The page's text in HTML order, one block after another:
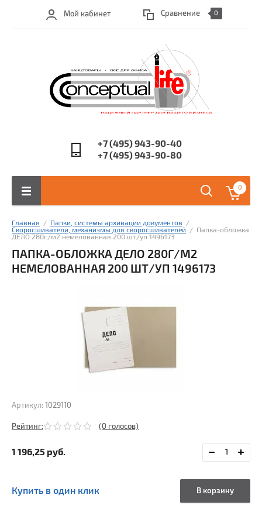
Мой кабинет Сравнение 0
+7 (495) 943-90-40
+7 (495) 943-90-80
0
Главная
  /
Папки, системы архивации документов
Скоросшиватели, механизмы для скоросшивателей
  /  Папка-обложка
ДЕЛО 280г/м2 немелованная 200 шт/уп 1496173
ПАПКА-ОБЛОЖКА ДЕЛО 280Г/М2
НЕМЕЛОВАННАЯ 200 ШТ/УП 1496173
Артикул: 1029110
Рейтинг: (0 голосов)
1 196,25 руб.
Купить в один клик В корзину